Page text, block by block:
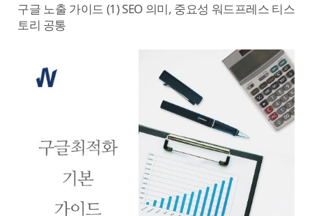
구글 노출 가이드 (1) SEO 의미, 중요성 워드프레스 티스
토리 공통